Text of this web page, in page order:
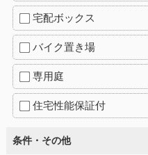
宅配ボックス
バイク置き場
専用庭
住宅性能保証付
条件・その他